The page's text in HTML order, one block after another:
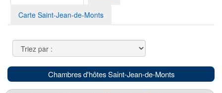
Carte Saint-Jean-de-Monts
Chambres d'hôtes Saint-Jean-de-Monts